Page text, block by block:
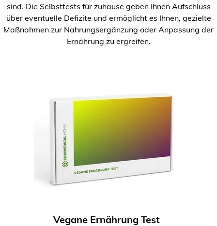
sind. Die Selbsttests für zuhause geben Ihnen Aufschluss
über eventuelle Defizite und ermöglicht es Ihnen, gezielte
Maßnahmen zur Nahrungsergänzung oder Anpassung der
Ernährung zu ergreifen.
Vegane Ernährung Test